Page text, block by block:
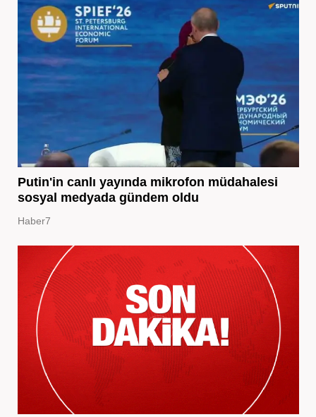
Putin'in canlı yayında mikrofon müdahalesi
sosyal medyada gündem oldu
Haber7